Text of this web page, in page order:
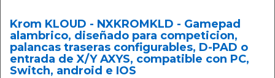
Krom KLOUD - NXKROMKLD - Gamepad
alambrico, diseñado para competicion,
palancas traseras configurables, D-PAD o
entrada de X/Y AXYS, compatible con PC,
Switch, android e IOS